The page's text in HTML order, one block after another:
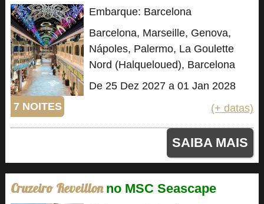
7 NOITES
Embarque: Barcelona
Barcelona, Marseille, Genova,
Nápoles, Palermo, La Goulette
Nord (Halqueloued), Barcelona
De 25 Dez 2027 a 01 Jan 2028
(+ datas)
SAIBA MAIS
Cruzeiro Reveillon no MSC Seascape